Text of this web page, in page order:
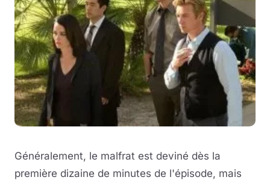
Généralement, le malfrat est deviné dès la
première dizaine de minutes de l'épisode, mais